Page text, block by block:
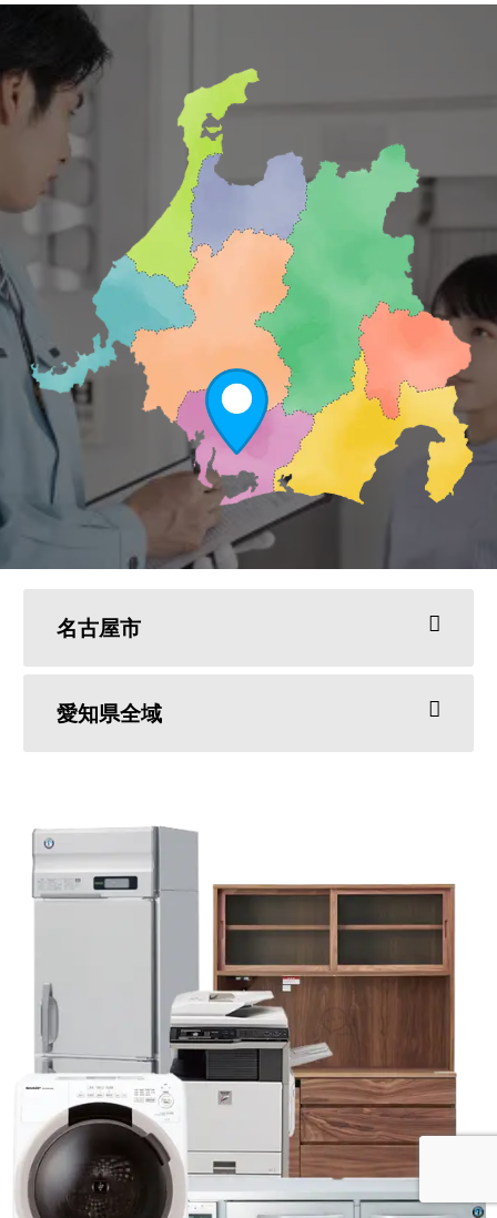
名古屋市
愛知県全域